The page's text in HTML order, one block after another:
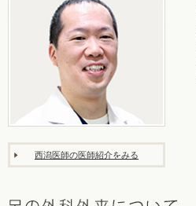
西潟医師の医師紹介をみる